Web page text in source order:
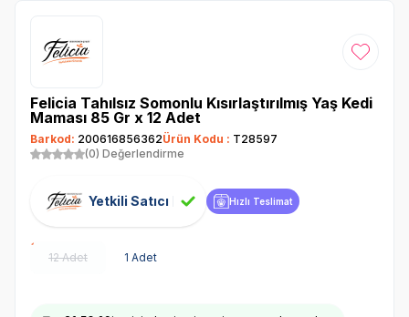
Favoriye
Felicia Tahılsız Somonlu Kısırlaştırılmış Yaş Kedi
Maması 85 Gr x 12 Adet
Barkod: 200616856362Ürün Kodu : T28597
(0) Değerlendirme
Yetkili Satıcı Hızlı Teslimat
12 Adet 1 Adet